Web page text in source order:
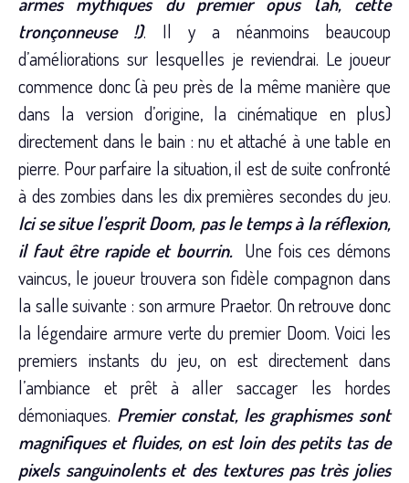
tronçonneuse !). Il y a néanmoins beaucoup
d’améliorations sur lesquelles je reviendrai. Le joueur
commence donc (à peu près de la même manière que
dans la version d’origine, la cinématique en plus)
directement dans le bain : nu et attaché à une table en
pierre. Pour parfaire la situation, il est de suite confronté
à des zombies dans les dix premières secondes du jeu.
Ici se situe l’esprit Doom, pas le temps à la réflexion,
il faut être rapide et bourrin.Une fois ces démons
vaincus, le joueur trouvera son fidèle compagnon dans
la salle suivante : son armure Praetor. On retrouve donc
la légendaire armure verte du premier Doom. Voici les
premiers instants du jeu, on est directement dans
l’ambiance et prêt à aller saccager les hordes
démoniaques. Premier constat, les graphismes sont
magnifiques et fluides, on est loin des petits tas de
pixels sanguinolents et des textures pas très jolies